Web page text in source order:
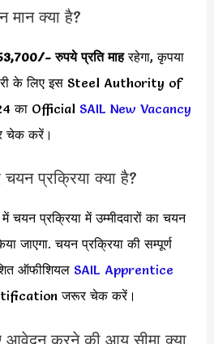
मान क्या है?
/- रुपये प्रति माहरहेगा, कृपया
के लिए इस Steel Authority of
का Official SAIL New Vacancy
चेक करें।
प्रक्रिया क्या है?
चयन प्रक्रिया में उम्मीदवारों का चयन
जाएगा. चयन प्रक्रिया की सम्पूर्ण
ऑफीशियल SAIL Apprentice
जरूर चेक करें।
आवेदन करने की आयु सीमा क्या